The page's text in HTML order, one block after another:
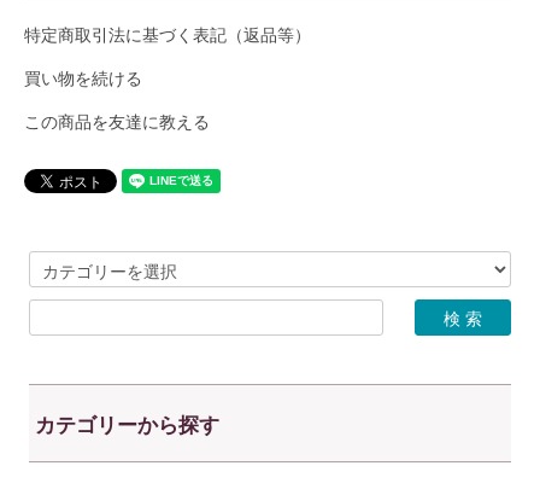
特定商取引法に基づく表記（返品等）
買い物を続ける
この商品を友達に教える
カテゴリーから探す